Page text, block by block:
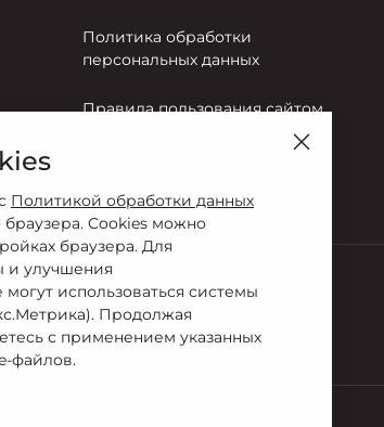
Политика обработки
персональных данных
Правила пользования сайтом
Политикой обработки данных
Cookies можно
браузера. Для
и улучшения
могут использоваться системы
Продолжая
с применением указанных
файлов.